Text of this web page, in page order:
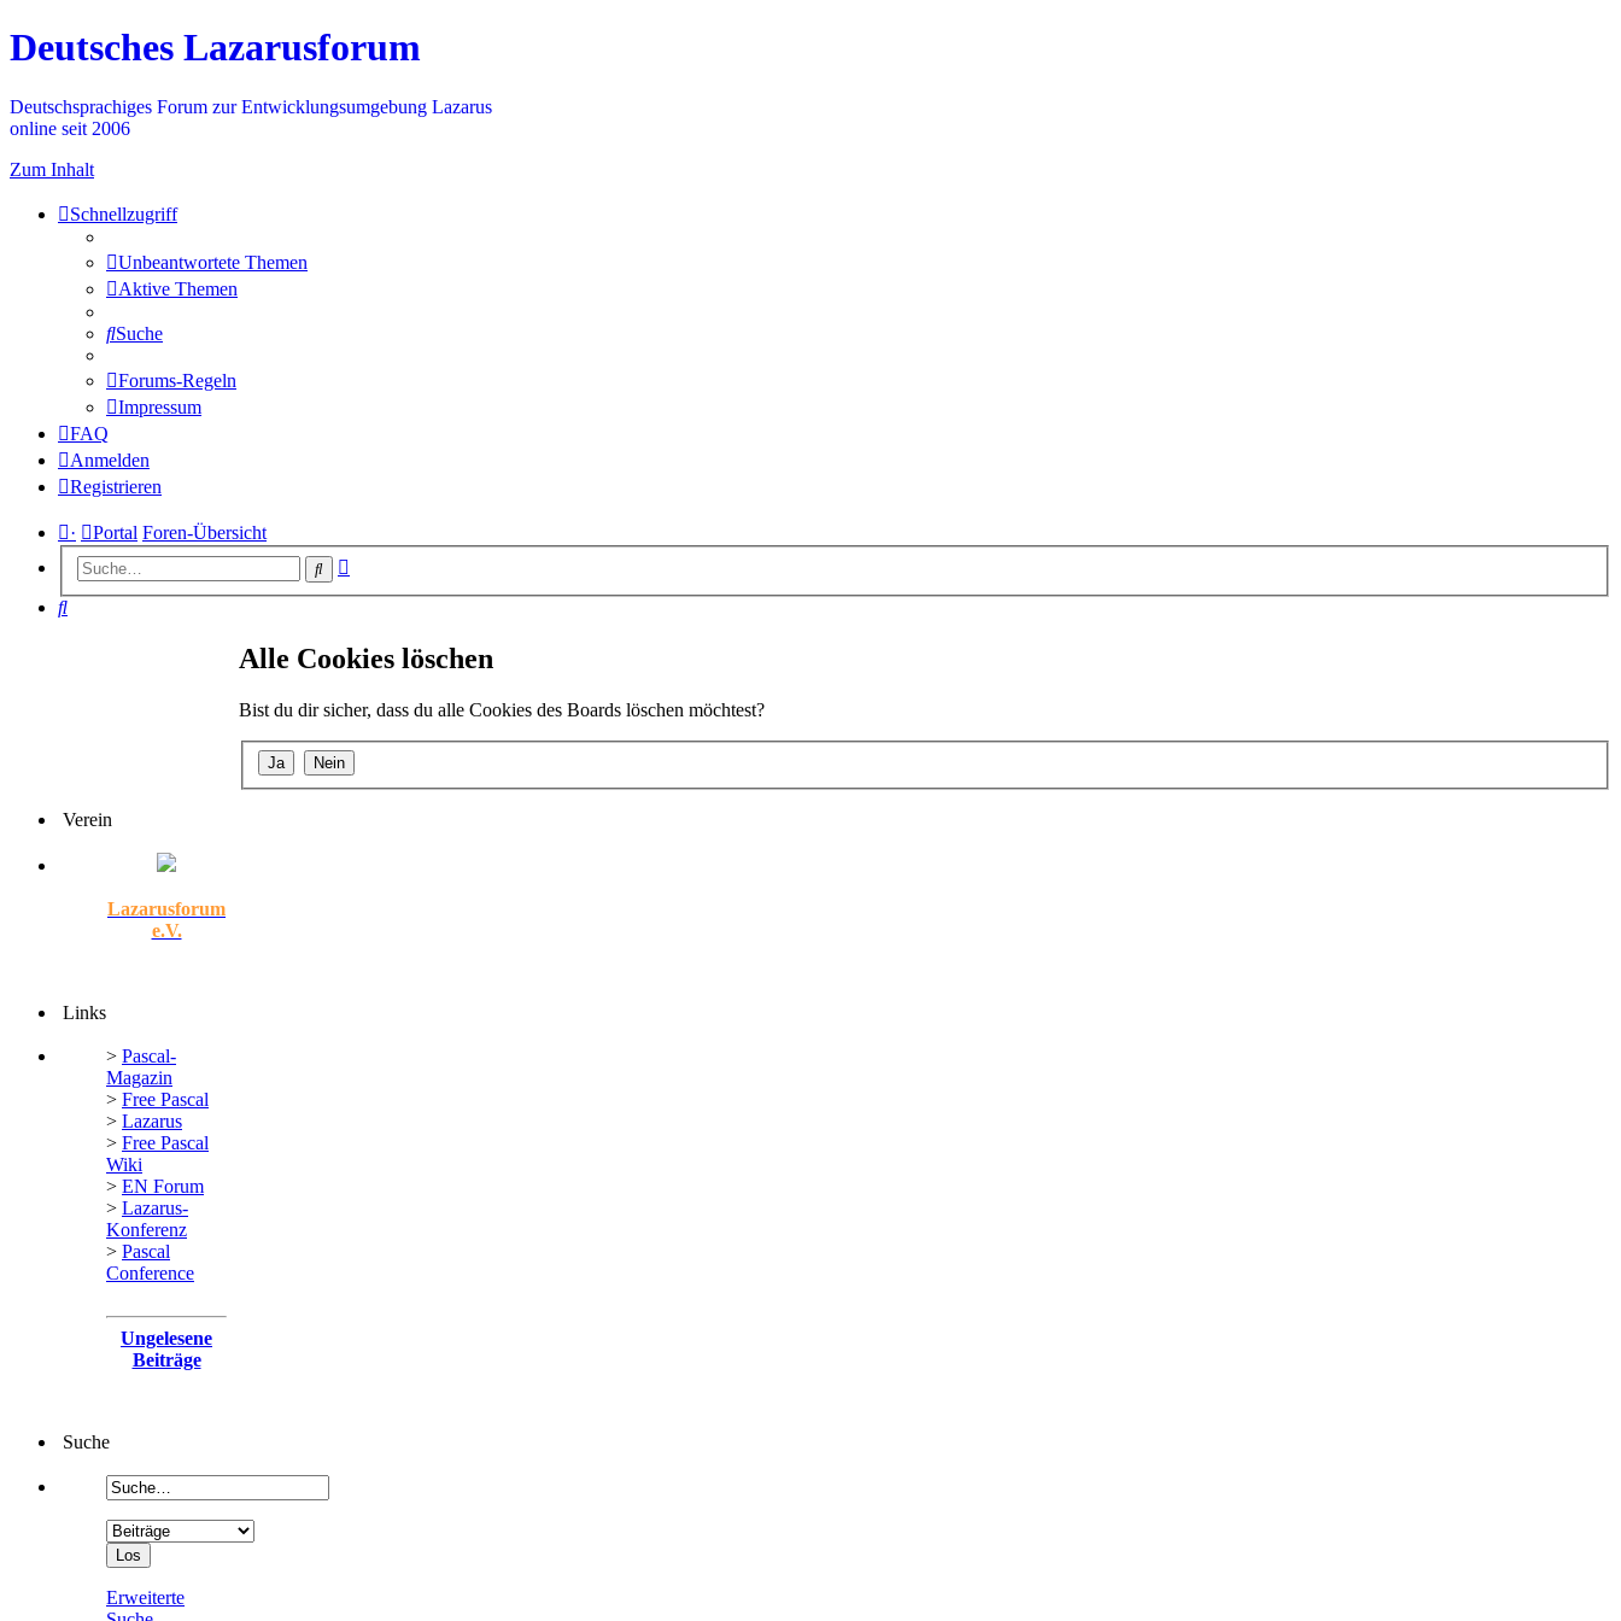
Deutsches Lazarusforum
Deutschsprachiges Forum zur Entwicklungsumgebung Lazarus
online seit 2006
Zum Inhalt
Schnellzugriff
Unbeantwortete Themen
Aktive Themen
Suche
Forums-Regeln
Impressum
FAQ
Anmelden
Registrieren
· Portal Foren-Übersicht
Suche
Suche
Alle Cookies löschen
Bist du dir sicher, dass du alle Cookies des Boards löschen möchtest?
Verein
Lazarusforum
e.V.
Links
> Pascal-
Magazin
> Free Pascal
> Lazarus
> Free Pascal
Wiki
> EN Forum
> Lazarus-
Konferenz
> Pascal
Conference
Ungelesene
Beiträge
Suche
Erweiterte